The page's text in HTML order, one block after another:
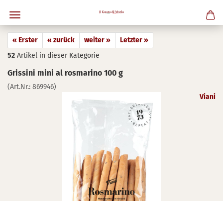
« Erster « zurück weiter »
Letzter »
52 Artikel in dieser Kategorie
Gris­si­ni mini al ros­ma­ri­no 100 g
(Art.Nr.: 869946)
Viani